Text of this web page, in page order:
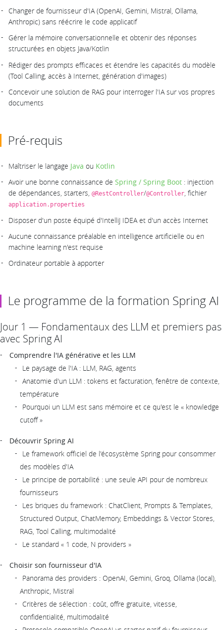
Changer de fournisseur d'IA (OpenAI, Gemini, Mistral, Ollama,
Anthropic) sans réécrire le code applicatif
Gérer la mémoire conversationnelle et obtenir des réponses
structurées en objets Java/Kotlin
Rédiger des prompts efficaces et étendre les capacités du modèle
(Tool Calling, accès à Internet, génération d'images)
Concevoir une solution de RAG pour interroger l'IA sur vos propres
documents
Pré-requis
Maîtriser le langage Java ou Kotlin
Avoir une bonne connaissance de Spring / Spring Boot : injection
de dépendances, starters, @RestController/@Controller, fichier
application.properties
Disposer d'un poste équipé d'IntelliJ IDEA et d'un accès Internet
Aucune connaissance préalable en intelligence artificielle ou en
machine learning n'est requise
Ordinateur portable à apporter
Le programme de la formation Spring AI
Jour 1 — Fondamentaux des LLM et premiers pas
avec Spring AI
Comprendre l'IA générative et les LLM
Le paysage de l'IA : LLM, RAG, agents
Anatomie d'un LLM : tokens et facturation, fenêtre de contexte,
température
Pourquoi un LLM est sans mémoire et ce qu'est le « knowledge
cutoff »
Découvrir Spring AI
Le framework officiel de l'écosystème Spring pour consommer
des modèles d'IA
Le principe de portabilité : une seule API pour de nombreux
fournisseurs
Les briques du framework : ChatClient, Prompts & Templates,
Structured Output, ChatMemory, Embeddings & Vector Stores,
RAG, Tool Calling, multimodalité
Le standard « 1 code, N providers »
Choisir son fournisseur d'IA
Panorama des providers : OpenAI, Gemini, Groq, Ollama (local),
Anthropic, Mistral
Critères de sélection : coût, offre gratuite, vitesse,
confidentialité, multimodalité